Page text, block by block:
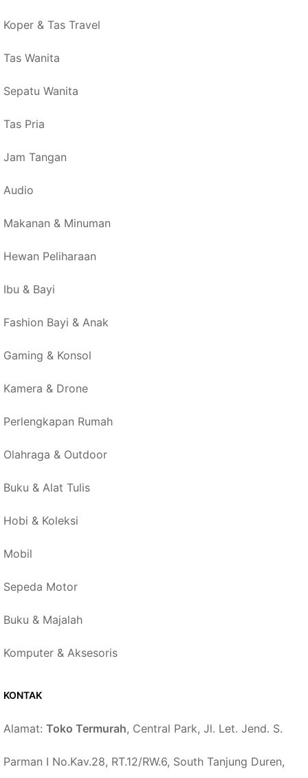
Koper & Tas Travel
Tas Wanita
Sepatu Wanita
Tas Pria
Jam Tangan
Audio
Makanan & Minuman
Hewan Peliharaan
Ibu & Bayi
Fashion Bayi & Anak
Gaming & Konsol
Kamera & Drone
Perlengkapan Rumah
Olahraga & Outdoor
Buku & Alat Tulis
Hobi & Koleksi
Mobil
Sepeda Motor
Buku & Majalah
Komputer & Aksesoris
KONTAK
Alamat: Toko Termurah, Central Park, Jl. Let. Jend. S.
Parman I No.Kav.28, RT.12/RW.6, South Tanjung Duren,